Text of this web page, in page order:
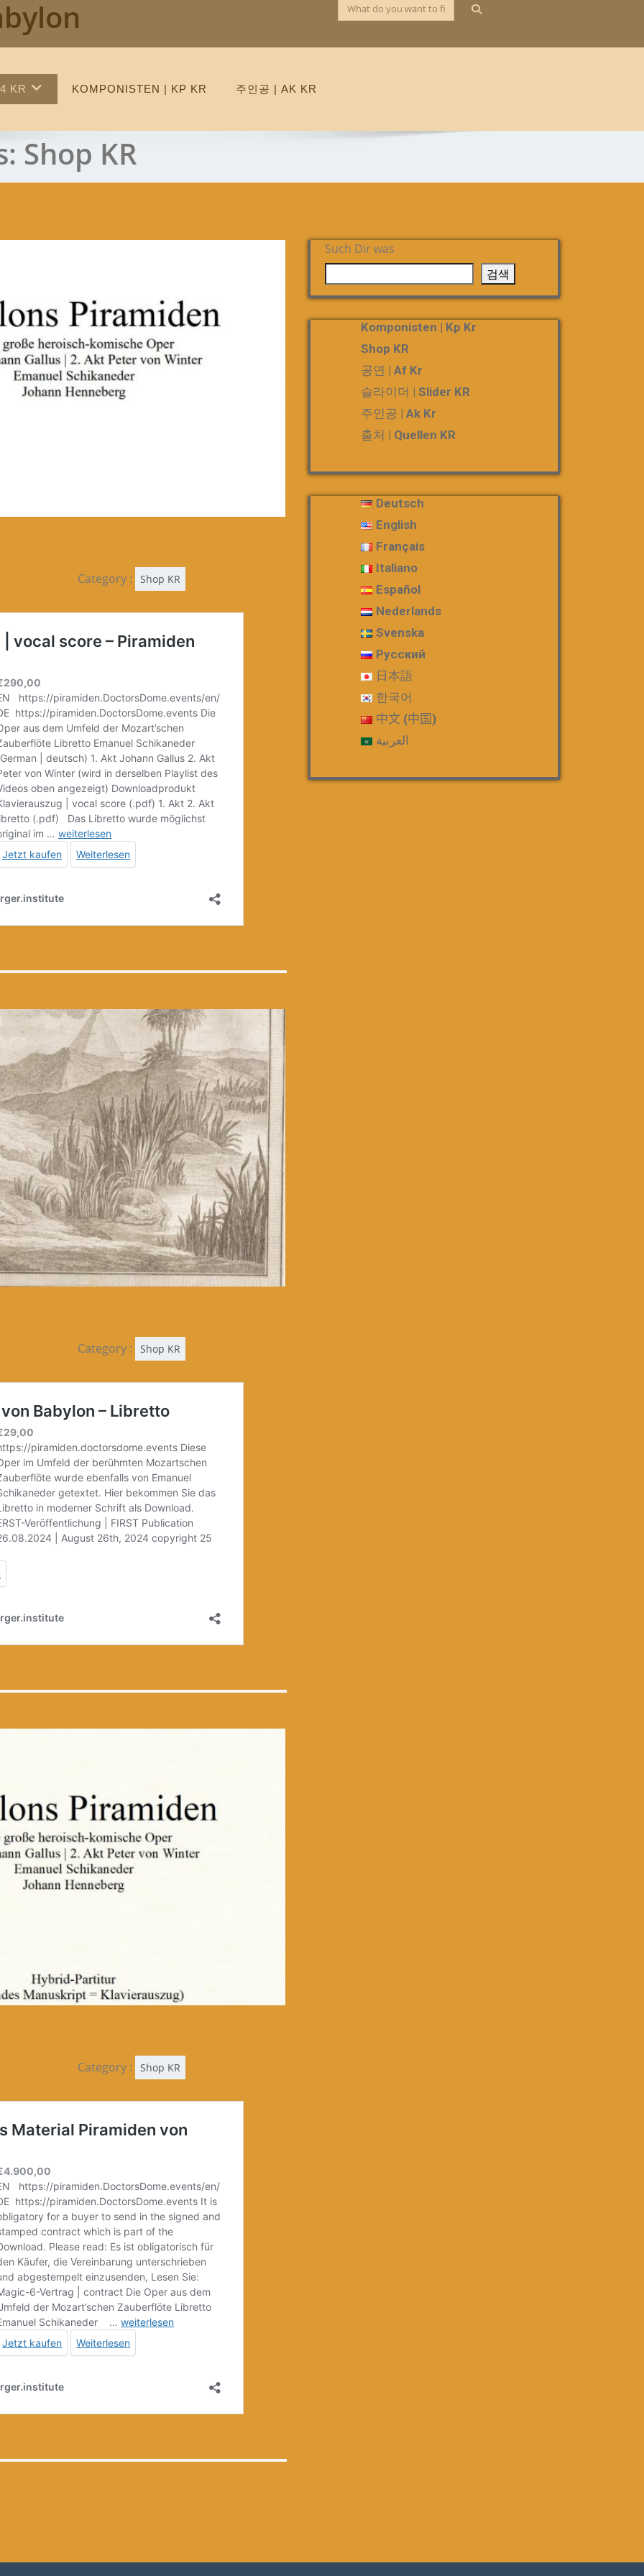
KR KOMPONISTEN | KP KR 주인공 | AK KR
Shop KR
Category : Shop KR
Category : Shop KR
Category : Shop KR
Such Dir was
검색
Komponisten | Kp Kr
Shop KR
공연 | Af Kr
슬라이더 | Slider KR
주인공 | Ak Kr
출처 | Quellen KR
Deutsch
English
Français
Italiano
Español
Nederlands
Svenska
Русский
日本語
한국어
中文 (中国)
العربية